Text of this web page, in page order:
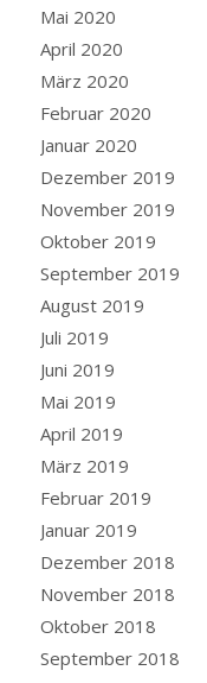
Mai 2020
April 2020
März 2020
Februar 2020
Januar 2020
Dezember 2019
November 2019
Oktober 2019
September 2019
August 2019
Juli 2019
Juni 2019
Mai 2019
April 2019
März 2019
Februar 2019
Januar 2019
Dezember 2018
November 2018
Oktober 2018
September 2018